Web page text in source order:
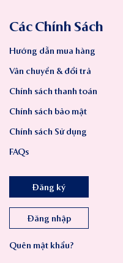
Các Chính Sách
Hướng dẫn mua hàng
Vân chuyển & đổi trả
Chính sách thanh toán
Chính sách bảo mật
Chính sách Sử dụng
FAQs
Đăng ký
Đăng nhập
Quên mật khẩu?